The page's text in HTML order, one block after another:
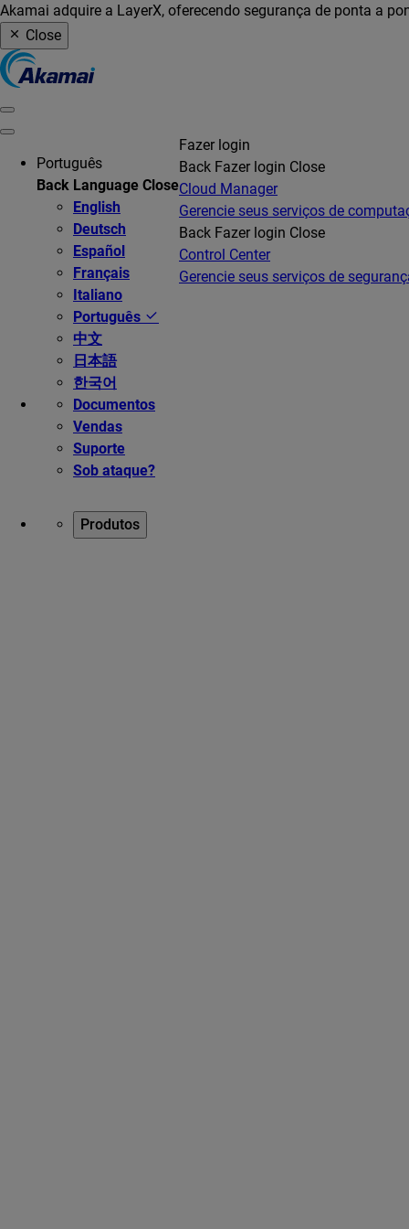
Akamai adquire a LayerX, oferecendo segurança de ponta a
Close
Português
Back Language Close
English
Deutsch
Español
Français
Italiano
Português
中文
日本語
한국어
Documentos
Vendas
Suporte
Sob ataque?
Fazer login
Back Fazer login Close
Cloud Manager
Gerencie seus serviços de
Back Fazer login Close
Control Center
Gerencie seus serviços de
Produtos